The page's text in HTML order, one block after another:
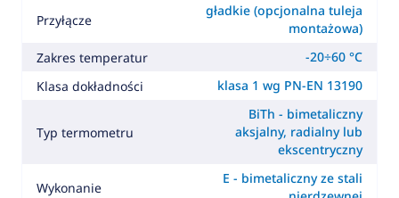
Przyłącze
gładkie (opcjonalna tuleja
montażowa)
Zakres temperatur
-20÷60 °C
Klasa dokładności
klasa 1 wg PN-EN 13190
Typ termometru
BiTh - bimetaliczny
aksjalny, radialny lub
ekscentryczny
Wykonanie
E - bimetaliczny ze stali